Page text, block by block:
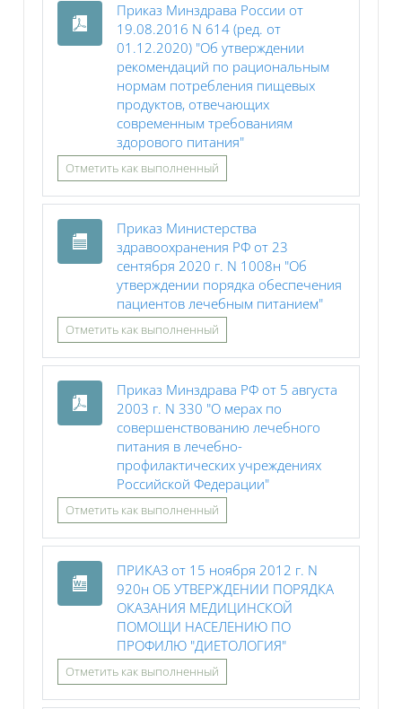
Приказ Минздрава России от
19.08.2016 N 614 (ред. от
01.12.2020) "Об утверждении
рекомендаций по рациональным
нормам потребления пищевых
продуктов, отвечающих
современным требованиям
здорового питания"Файл
Отметить как выполненный
Приказ Министерства
здравоохранения РФ от 23
сентября 2020 г. N 1008н "Об
утверждении порядка обеспечения
пациентов лечебным питанием"Файл
Отметить как выполненный
Приказ Минздрава РФ от 5 августа
2003 г. N 330 "О мерах по
совершенствованию лечебного
питания в лечебно-
профилактических учреждениях
Российской Федерации"Файл
Отметить как выполненный
ПРИКАЗ от 15 ноября 2012 г. N
920н ОБ УТВЕРЖДЕНИИ ПОРЯДКА
ОКАЗАНИЯ МЕДИЦИНСКОЙ
ПОМОЩИ НАСЕЛЕНИЮ ПО
ПРОФИЛЮ "ДИЕТОЛОГИЯ"Файл
Отметить как выполненный